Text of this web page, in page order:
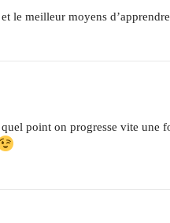
le meilleur moyens d’apprendre
point on progresse vite une